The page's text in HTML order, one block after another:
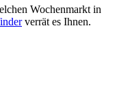
Wochenmarkt in
verrät es Ihnen.